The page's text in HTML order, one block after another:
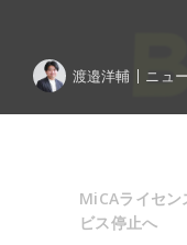
渡邉洋輔 ニュ
MiCAライセン
ビス停止へ